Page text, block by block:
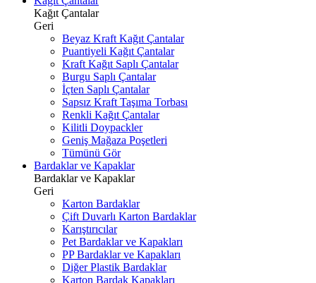
Kağıt Çantalar
Geri
Beyaz Kraft Kağıt Çantalar
Puantiyeli Kağıt Çantalar
Kraft Kağıt Saplı Çantalar
Burgu Saplı Çantalar
İçten Saplı Çantalar
Sapsız Kraft Taşıma Torbası
Renkli Kağıt Çantalar
Kilitli Doypackler
Geniş Mağaza Poşetleri
Tümünü Gör
Bardaklar ve Kapaklar
Bardaklar ve Kapaklar
Geri
Karton Bardaklar
Çift Duvarlı Karton Bardaklar
Karıştırıcılar
Pet Bardaklar ve Kapakları
PP Bardaklar ve Kapakları
Diğer Plastik Bardaklar
Karton Bardak Kapakları